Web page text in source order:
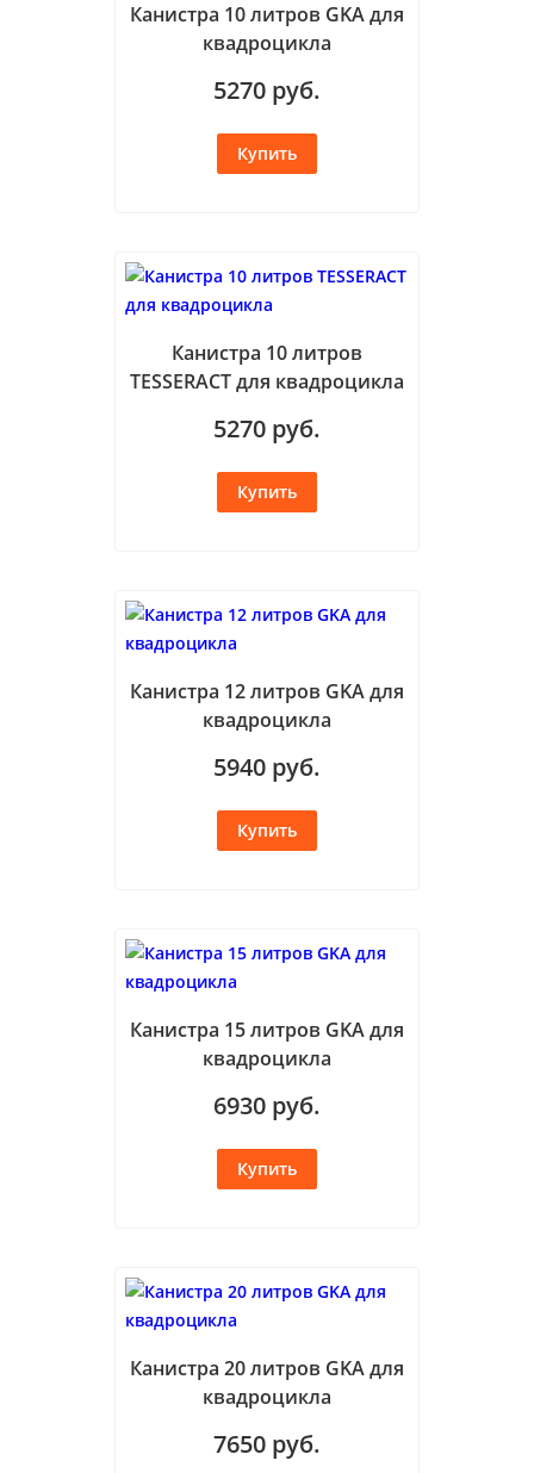
Канистра 10 литров GKA для
квадроцикла
5270 руб.
Канистра 10 литров
TESSERACT для квадроцикла
5270 руб.
Канистра 12 литров GKA для
квадроцикла
5940 руб.
Канистра 15 литров GKA для
квадроцикла
6930 руб.
Канистра 20 литров GKA для
квадроцикла
7650 руб.